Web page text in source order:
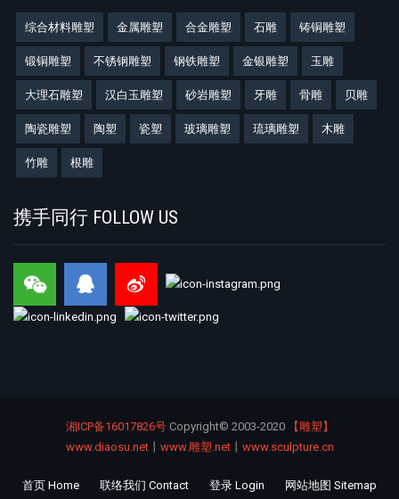
综合材料雕塑 金属雕塑 合金雕塑 石雕 铸铜雕塑
锻铜雕塑 不锈钢雕塑 钢铁雕塑 金银雕塑 玉雕
大理石雕塑 汉白玉雕塑 砂岩雕塑 牙雕 骨雕 贝雕
陶瓷雕塑 陶塑 瓷塑 玻璃雕塑 琉璃雕塑 木雕
竹雕 根雕
携手同行 FOLLOW US
湘ICP备16017826号Copyright© 2003-2020
【雕塑】
www.diaosu.net丨 www.雕塑.net丨 www.sculpture.cn
首页 Home 联络我们 Contact 登录 Login 网站地图 Sitemap